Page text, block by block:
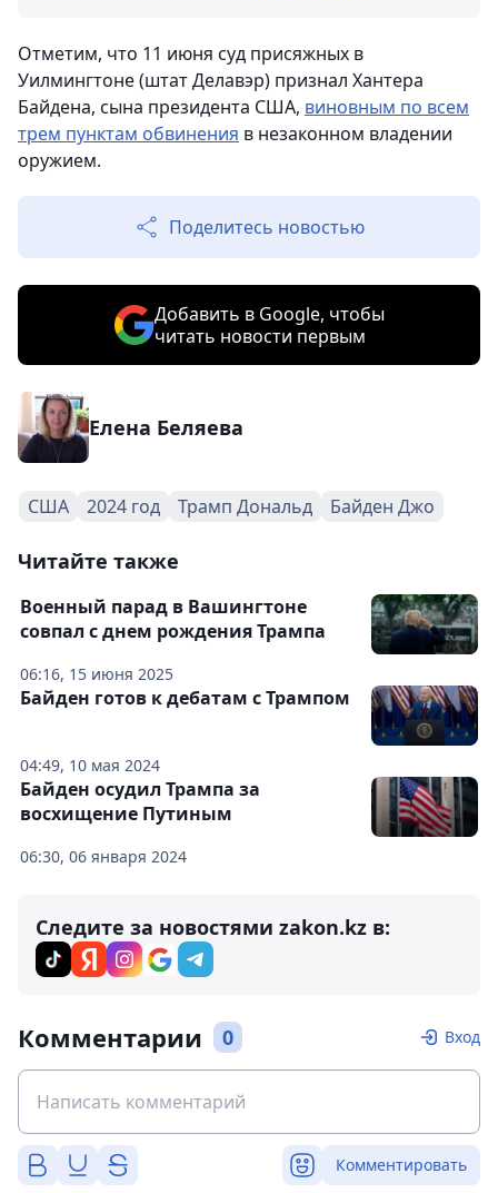
Отметим, что 11 июня суд присяжных в
Уилмингтоне (штат Делавэр) признал Хантера
Байдена, сына президента США, виновным по всем
трем пунктам обвинения в незаконном владении
оружием.
Поделитесь новостью
Добавить в Google, чтобы
читать новости первым
Елена Беляева
США 2024 год Трамп Дональд Байден Джо
Читайте также
06:16, 15 июня 2025
Военный парад в Вашингтоне
совпал с днем рождения Трампа
04:49, 10 мая 2024
Байден готов к дебатам с Трампом
06:30, 06 января 2024
Байден осудил Трампа за
восхищение Путиным
Следите за новостями zakon.kz в:
Комментарии 0 Вход
Комментировать